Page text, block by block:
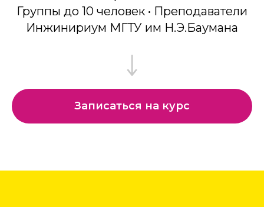
Группы до 10 человек • Преподаватели
Инжинириум МГТУ им Н.Э.Баумана
Записаться на курс